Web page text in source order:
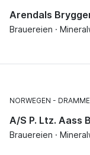
Arendals
Brauereien ·
NORWEGEN
A/S P. Ltz. Aass
Brauereien ·